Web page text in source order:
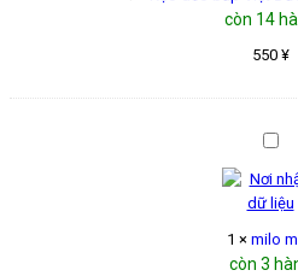
còn 14
550 ¥
milo
1 × milo
còn 3